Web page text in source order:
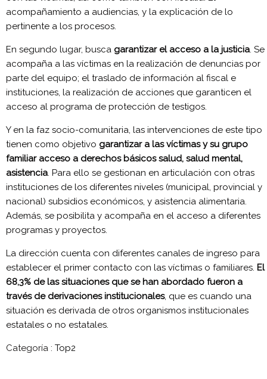
acompañamiento a audiencias, y la explicación de lo
pertinente a los procesos.
En segundo lugar, busca garantizar el acceso a la justicia. Se
acompaña a las víctimas en la realización de denuncias por
parte del equipo; el traslado de información al fiscal e
instituciones, la realización de acciones que garanticen el
acceso al programa de protección de testigos.
Y en la faz socio-comunitaria, las intervenciones de este tipo
tienen como objetivo garantizar a las víctimas y su grupo
familiar acceso a derechos básicos salud, salud mental,
asistencia. Para ello se gestionan en articulación con otras
instituciones de los diferentes niveles (municipal, provincial y
nacional) subsidios económicos, y asistencia alimentaria.
Además, se posibilita y acompaña en el acceso a diferentes
programas y proyectos.
La dirección cuenta con diferentes canales de ingreso para
establecer el primer contacto con las víctimas o familiares. El
68,3% de las situaciones que se han abordado fueron a
través de derivaciones institucionales, que es cuando una
situación es derivada de otros organismos institucionales
estatales o no estatales.
Categoría : Top2